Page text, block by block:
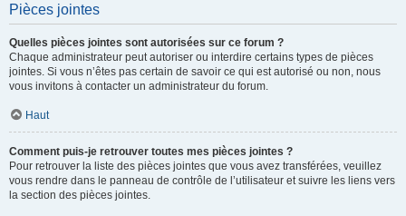
Pièces jointes
Quelles pièces jointes sont autorisées sur ce forum ?
Chaque administrateur peut autoriser ou interdire certains types de pièces
jointes. Si vous n’êtes pas certain de savoir ce qui est autorisé ou non, nous
vous invitons à contacter un administrateur du forum.
Haut
Comment puis-je retrouver toutes mes pièces jointes ?
Pour retrouver la liste des pièces jointes que vous avez transférées, veuillez
vous rendre dans le panneau de contrôle de l’utilisateur et suivre les liens vers
la section des pièces jointes.